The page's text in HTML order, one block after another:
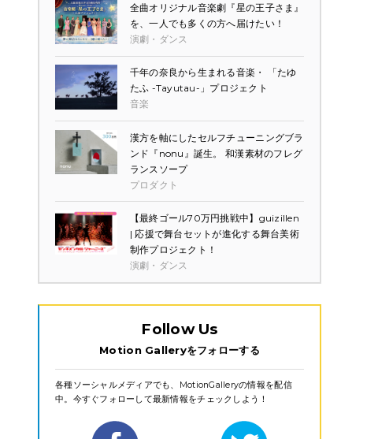
全曲オリジナル音楽劇『星の王子さま』
を、一人でも多くの方へ届けたい！
演劇・ダンス
千年の奈良から生まれる音楽・ 「たゆ
たふ -Tayutau-」プロジェクト
音楽
漢方を軸にしたセルフチューニングブラ
ンド『nonu』誕生。 和漢素材のフレグ
ランスソープ
プロダクト
【最終ゴール70万円挑戦中】guizillen
| 応援で舞台セットが進化する舞台美術
制作プロジェクト！
演劇・ダンス
Follow Us
Motion Galleryをフォローする
各種ソーシャルメディアでも、MotionGalleryの情報を配信
中。今すぐフォローして最新情報をチェックしよう！